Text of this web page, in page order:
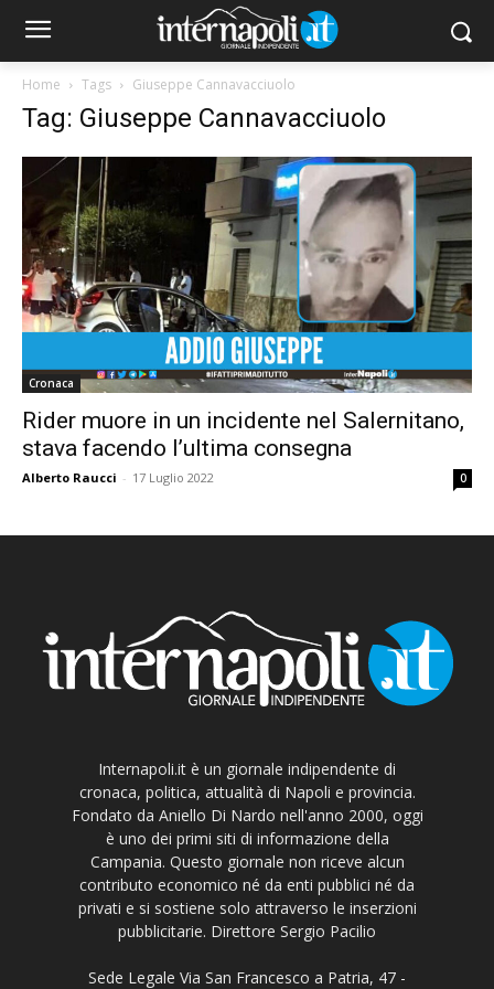
Home Tags Giuseppe Cannavacciuolo
Tag: Giuseppe Cannavacciuolo
Cronaca
Rider muore in un incidente nel Salernitano,
stava facendo l’ultima consegna
Alberto Raucci - 17 Luglio 2022 0
Internapoli.it è un giornale indipendente di
cronaca, politica, attualità di Napoli e provincia.
Fondato da Aniello Di Nardo nell'anno 2000, oggi
è uno dei primi siti di informazione della
Campania. Questo giornale non riceve alcun
contributo economico né da enti pubblici né da
privati e si sostiene solo attraverso le inserzioni
pubblicitarie. Direttore Sergio Pacilio
Sede Legale Via San Francesco a Patria, 47 -